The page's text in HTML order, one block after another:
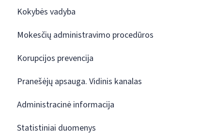
Kokybės vadyba
Mokesčių administravimo procedūros
Korupcijos prevencija
Pranešėjų apsauga. Vidinis kanalas
Administracinė informacija
Statistiniai duomenys